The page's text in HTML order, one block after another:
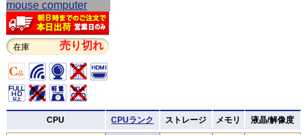
在庫 売り切れ
CPU CPUランク ストレージ メモリ 液晶/解像度